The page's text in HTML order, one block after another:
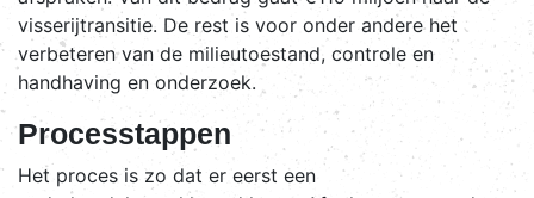
visserijtransitie. De rest is voor onder andere het
verbeteren van de milieutoestand, controle en
handhaving en onderzoek.
Processtappen
Het proces is zo dat er eerst een